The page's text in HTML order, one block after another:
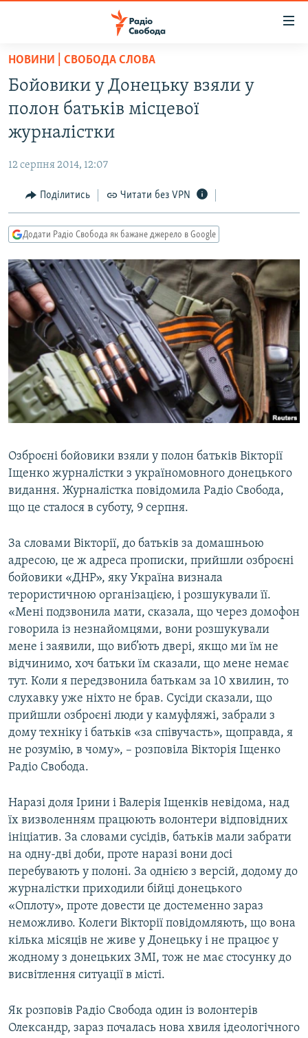
Перейти
основного
матеріалу
до
основної
навігації
Перейти
до
пошуку
ВСЕ ЗА ДОБУ
ЕКОНОМІКА
СУСПІЛЬСТВО
УКРАЇНА
СВІТ
РОСІЙСЬКА «ФІЛЬТРАЦІЯ»
ДОНБАС.РЕАЛІЇ
ТИ ЯК?
СХЕМИ
КИТАЙ.ВИКЛИКИ
МУЛЬТИМЕДІА
ФОТО
СПЕЦПРОЄКТИ
ПОДКАСТИ
РУС
УКР
КТАТ
ДОЛУЧАЙСЯ!
Усі сайти RFE/RL
НОВИНИ | СВОБОДА СЛОВА
Бойовики у Донецьку взяли у
полон батьків місцевої
журналістки
12 серпня 2014, 12:07
Поділитись Читати без VPN
Додати Радіо Свобода як бажане джерело в Google
Озброєні бойовики взяли у полон батьків Вікторії
Іщенко журналістки з україномовного донецького
видання. Журналістка повідомила Радіо Свобода,
що це сталося в суботу, 9 серпня.
За словами Вікторії, до батьків за домашньою
адресою, це ж адреса прописки, прийшли озброєні
бойовики «ДНР», яку Україна визнала
терористичною організацією, і розшукували її.
«Мені подзвонила мати, сказала, що через домофон
говорила із незнайомцями, вони розшукували
мене і заявили, що виб’ють двері, якщо ми їм не
відчинимо, хоч батьки їм сказали, що мене немає
тут. Коли я передзвонила батькам за 10 хвилин, то
слухавку уже ніхто не брав. Сусіди сказали, що
прийшли озброєні люди у камуфляжі, забрали з
дому техніку і батьків «за співучасть», щоправда, я
не розумію, в чому», – розповіла Вікторія Іщенко
Радіо Свобода.
Наразі доля Ірини і Валерія Іщенків невідома, над
їх визволенням працюють волонтери відповідних
ініціатив. За словами сусідів, батьків мали забрати
на одну-дві доби, проте наразі вони досі
перебувають у полоні. За однією з версій, додому до
журналістки приходили бійці донецького
«Оплоту», проте довести це достеменно зараз
неможливо. Колеги Вікторії повідомляють, що вона
кілька місяців не живе у Донецьку і не працює у
жодному з донецьких ЗМІ, тож не має стосунку до
висвітлення ситуації в місті.
Як розповів Радіо Свобода один із волонтерів
Олександр, зараз почалась нова хвиля ідеологічного